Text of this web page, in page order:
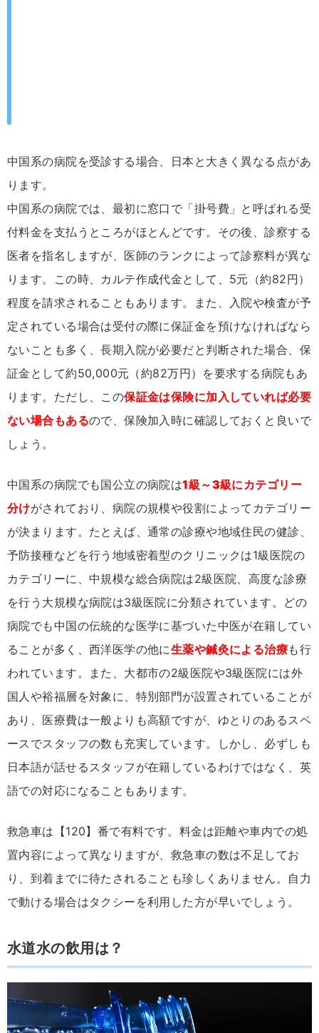
中国系の病院を受診する場合、日本と大きく異なる点があ
ります。
中国系の病院では、最初に窓口で「掛号費」と呼ばれる受
付料金を支払うところがほとんどです。その後、診察する
医者を指名しますが、医師のランクによって診察料が異な
ります。この時、カルテ作成代金として、5元（約82円）
程度を請求されることもあります。また、入院や検査が予
定されている場合は受付の際に保証金を預けなければなら
ないことも多く、長期入院が必要だと判断された場合、保
証金として約50,000元（約82万円）を要求する病院もあ
ります。ただし、この保証金は保険に加入していれば必要
ない場合もあるので、保険加入時に確認しておくと良いで
しょう。
中国系の病院でも国公立の病院は1級～3級にカテゴリー
分けがされており、病院の規模や役割によってカテゴリー
が決まります。たとえば、通常の診療や地域住民の健診、
予防接種などを行う地域密着型のクリニックは1級医院の
カテゴリーに、中規模な総合病院は2級医院、高度な診療
を行う大規模な病院は3級医院に分類されています。どの
病院でも中国の伝統的な医学に基づいた中医が在籍してい
ることが多く、西洋医学の他に生薬や鍼灸による治療も行
われています。また、大都市の2級医院や3級医院には外
国人や裕福層を対象に、特別部門が設置されていることが
あり、医療費は一般よりも高額ですが、ゆとりのあるスペ
ースでスタッフの数も充実しています。しかし、必ずしも
日本語が話せるスタッフが在籍しているわけではなく、英
語での対応になることもあります。
救急車は【120】番で有料です。料金は距離や車内での処
置内容によって異なりますが、救急車の数は不足してお
り、到着までに待たされることも珍しくありません。自力
で動ける場合はタクシーを利用した方が早いでしょう。
水道水の飲用は？